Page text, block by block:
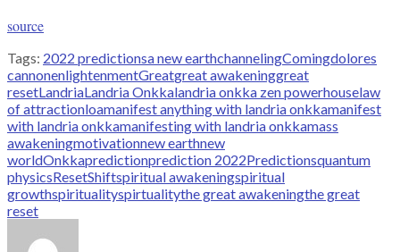
source
Tags: 2022 predictionsa new earthchannelingComingdolores
cannonenlightenmentGreatgreat awakeninggreat
resetLandriaLandria Onkkalandria onkka zen powerhouselaw
of attractionloamanifest anything with landria onkkamanifest
with landria onkkamanifesting with landria onkkamass
awakeningmotivationnew earthnew
worldOnkkapredictionprediction 2022Predictionsquantum
physicsResetShiftspiritual awakeningspiritual
growthspiritualityspirtualitythe great awakeningthe great
reset